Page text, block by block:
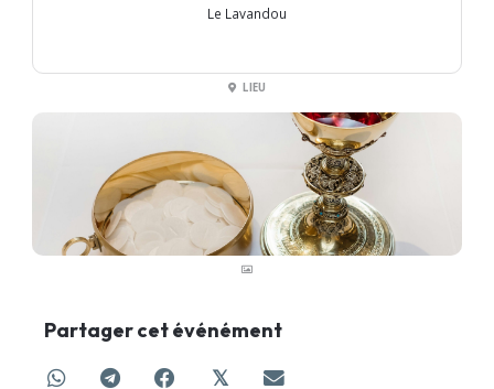
Le Lavandou
LIEU
Partager cet événément
𝕏